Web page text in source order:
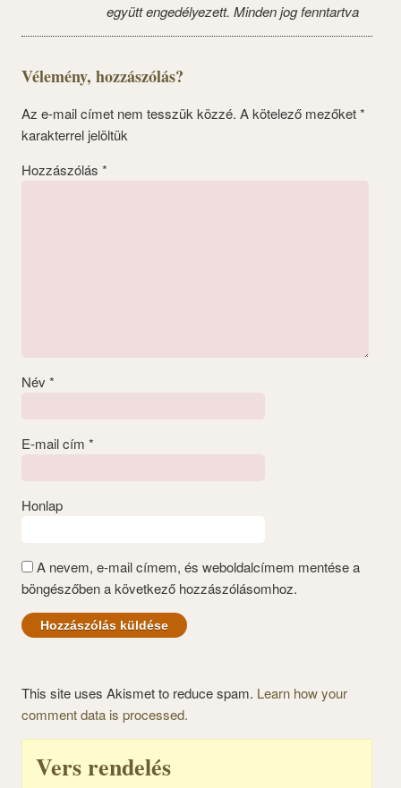
együtt engedélyezett. Minden jog fenntartva
Vélemény, hozzászólás?
Az e-mail címet nem tesszük közzé. A kötelező mezőket*
karakterrel jelöltük
Hozzászólás *
Név *
E-mail cím *
Honlap
A nevem, e-mail címem, és weboldalcímem mentése a
böngészőben a következő hozzászólásomhoz.
This site uses Akismet to reduce spam. Learn how your
comment data is processed.
Vers rendelés